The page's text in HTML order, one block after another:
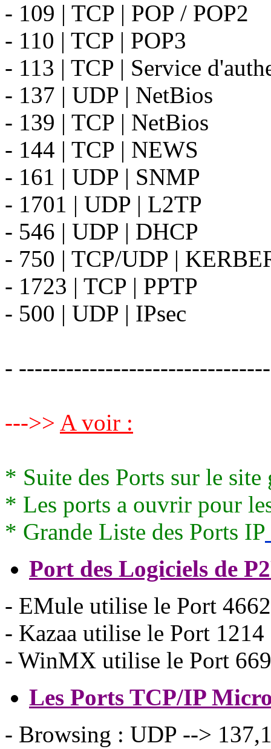
- 109 | TCP | POP / POP2
- 110 | TCP | POP3
- 113 | TCP | Service
- 137 | UDP | NetBios
- 139 | TCP | NetBios
- 144 | TCP | NEWS
- 161 | UDP | SNMP
- 1701 | UDP | L2TP
- 546 | UDP | DHCP
- 750 | TCP/UDP |
- 1723 | TCP | PPTP
- 500 | UDP | IPsec
-
--->> A voir :
* Suite des Ports sur le
* Les ports a ouvrir pour
* Grande Liste des Ports IP
Port des Logiciels de
- EMule utilise le Port 4662
- Kazaa utilise le Port 1214
- WinMX utilise le Port
Les Ports TCP/IP
- Browsing : UDP -->